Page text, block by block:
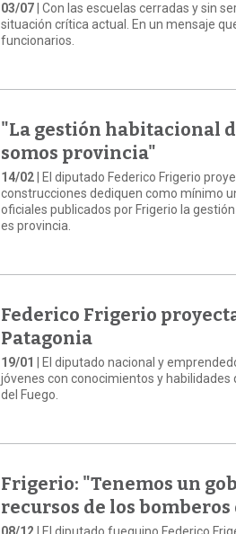
03/07 | Con las escuelas cerradas y sin
situación crítica actual. En un mensaje
funcionarios.
"La gestión habitacional
somos provincia"
14/02 | El diputado Federico Frigerio
construcciones dediquen como mínimo
oficiales publicados por Frigerio la
es provincia.
Federico Frigerio
Patagonia
19/01
| El diputado nacional y
jóvenes con conocimientos y
del Fuego.
Frigerio: "Tenemos un
recursos de los